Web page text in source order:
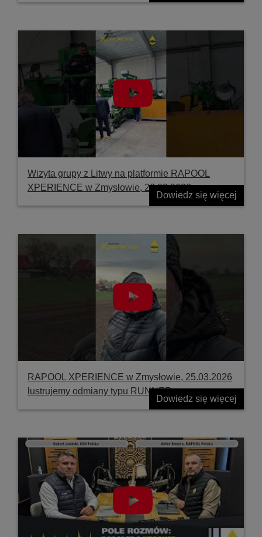
Wizyta grupy z Litwy na platformie RAPOOL
XPERIENCE w Zmysłowie, 26.03.2026
Dowiedz się więcej
RAPOOL XPERIENCE w Zmysłowie, 25.03.2026
lustrujemy odmiany typu RUNNER
Dowiedz się więcej